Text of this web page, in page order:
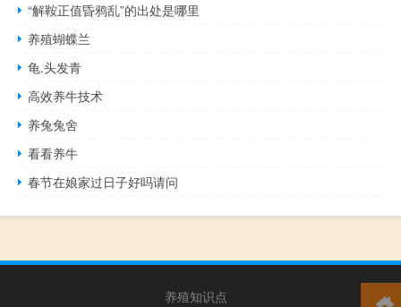
“解鞍正值昏鸦乱”的出处是哪里
养殖蝴蝶兰
龟.头发青
高效养牛技术
养兔兔舍
看看养牛
春节在娘家过日子好吗请问
养殖知识点